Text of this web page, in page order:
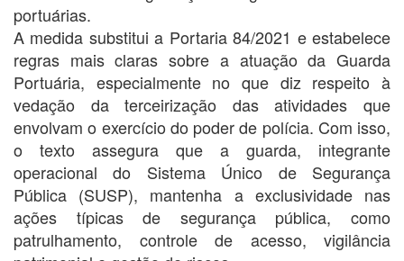
portuárias.
A medida substitui a Portaria 84/2021 e estabelece
regras mais claras sobre a atuação da Guarda
Portuária, especialmente no que diz respeito à
vedação da terceirização das atividades que
envolvam o exercício do poder de polícia. Com isso,
o texto assegura que a guarda, integrante
operacional do Sistema Único de Segurança
Pública (SUSP), mantenha a exclusividade nas
ações típicas de segurança pública, como
patrulhamento, controle de acesso, vigilância